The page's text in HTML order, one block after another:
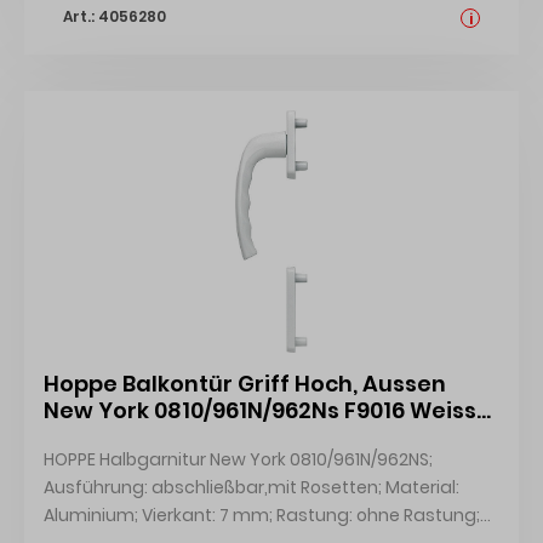
120 mm; Lieferung: mit Druckfeder,mit Schrauben
Art.: 4056280 i
Hoppe Balkontür Griff Hoch, Aussen
New York 0810/961N/962Ns F9016 Weiss
HOPPE Halbgarnitur New York 0810/961N/962NS;
Ausführung: abschließbar,mit Rosetten; Material:
Aluminium; Vierkant: 7 mm; Rastung: ohne Rastung;